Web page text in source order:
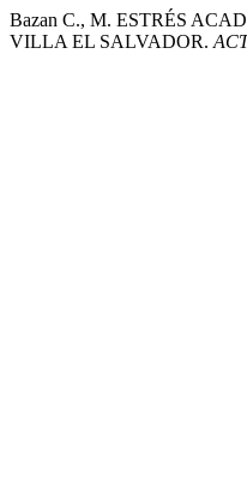
Bazan C., M. ESTRÉS
VILLA EL SALVADOR.